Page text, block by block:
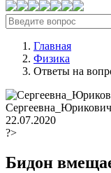
Главная
Физика
Ответы на
Сергеевна_Юрикович
22.07.2020
?>
Бидон